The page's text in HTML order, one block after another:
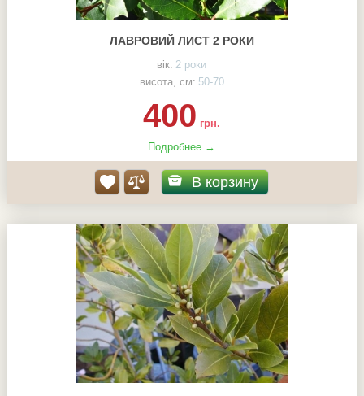
ЛАВРОВИЙ ЛИСТ 2 РОКИ
вік: 2 роки
висота, см: 50-70
400 грн.
Подробнее →
В корзину